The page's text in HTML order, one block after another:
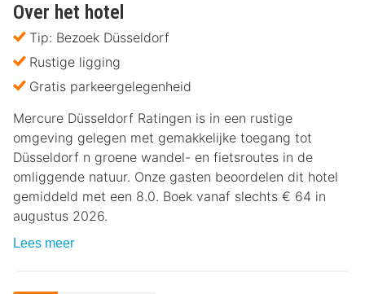
Over het hotel
Tip: Bezoek Düsseldorf
Rustige ligging
Gratis parkeergelegenheid
Mercure Düsseldorf Ratingen is in een rustige
omgeving gelegen met gemakkelijke toegang tot
Düsseldorf n groene wandel- en fietsroutes in de
omliggende natuur. Onze gasten beoordelen dit hotel
gemiddeld met een 8.0. Boek vanaf slechts € 64 in
augustus 2026.
Lees meer